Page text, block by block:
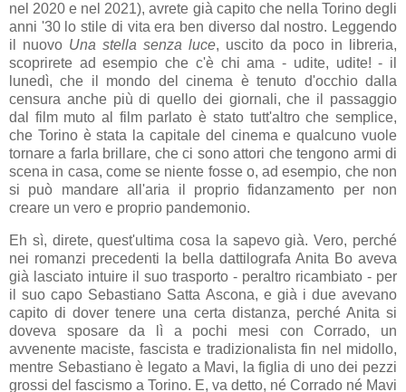
nel 2020 e nel 2021), avrete già capito che nella Torino degli
anni '30 lo stile di vita era ben diverso dal nostro. Leggendo
il nuovo Una stella senza luce, uscito da poco in libreria,
scoprirete ad esempio che c'è chi ama - udite, udite! - il
lunedì, che il mondo del cinema è tenuto d'occhio dalla
censura anche più di quello dei giornali, che il passaggio
dal film muto al film parlato è stato tutt'altro che semplice,
che Torino è stata la capitale del cinema e qualcuno vuole
tornare a farla brillare, che ci sono attori che tengono armi di
scena in casa, come se niente fosse o, ad esempio, che non
si può mandare all'aria il proprio fidanzamento per non
creare un vero e proprio pandemonio.
Eh sì, direte, quest'ultima cosa la sapevo già. Vero, perché
nei romanzi precedenti la bella dattilografa Anita Bo aveva
già lasciato intuire il suo trasporto - peraltro ricambiato - per
il suo capo Sebastiano Satta Ascona, e già i due avevano
capito di dover tenere una certa distanza, perché Anita si
doveva sposare da lì a pochi mesi con Corrado, un
avvenente maciste, fascista e tradizionalista fin nel midollo,
mentre Sebastiano è legato a Mavi, la figlia di uno dei pezzi
grossi del fascismo a Torino. E, va detto, né Corrado né Mavi